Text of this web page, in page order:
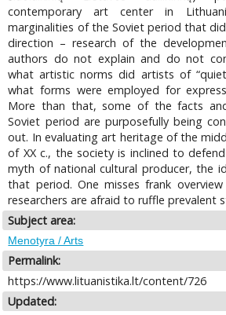
contemporary art center in
marginalities of the Soviet period that
direction – research of the
authors do not explain and do not
what artistic norms did artists of
what forms were employed for
More than that, some of the facts
Soviet period are purposefully being
out. In evaluating art heritage of the
of XX c., the society is inclined to
myth of national cultural producer, the
that period. One misses frank
researchers are afraid to ruffle prevalent
Subject area:
Menotyra / Arts
Permalink:
https://www.lituanistika.lt/content/726
Updated: